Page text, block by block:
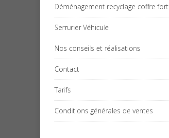
Déménagement recyclage coffre fort
Serrurier Véhicule
Nos conseils et réalisations
Contact
Tarifs
Conditions générales de ventes